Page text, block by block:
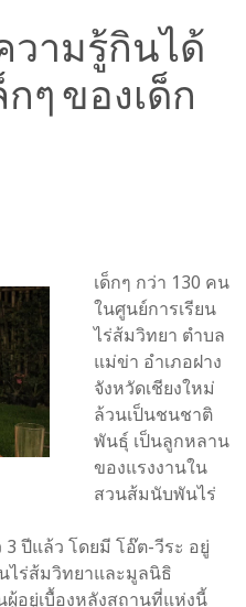
วามรู้กินได้
ๆ ของเด็ก
เด็กๆ กว่า 130 คน
ในศูนย์การเรียน
ไร่ส้มวิทยา ตำบล
แม่ข่า อำเภอฝาง
จังหวัดเชียงใหม่
ล้วนเป็นชนชาติ
พันธุ์ เป็นลูกหลาน
ของแรงงานใน
สวนส้มนับพันไร่
3 ปีแล้ว โดยมี โอ๊ต-วีระ อยู่
ไร่ส้มวิทยาและมูลนิธิ
ผู้อยู่เบื้องหลังสถานที่แห่งนี้